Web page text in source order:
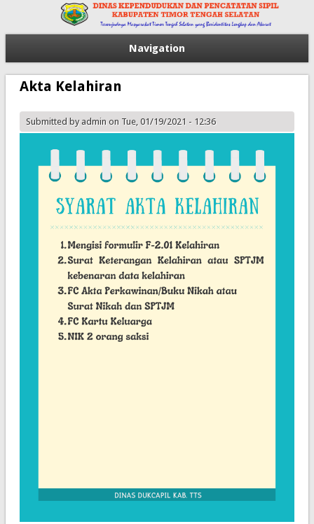
Navigation
Akta Kelahiran
Submitted by adminon Tue, 01/19/2021 - 12:36